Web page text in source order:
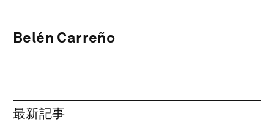
Belén Carreño
最新記事